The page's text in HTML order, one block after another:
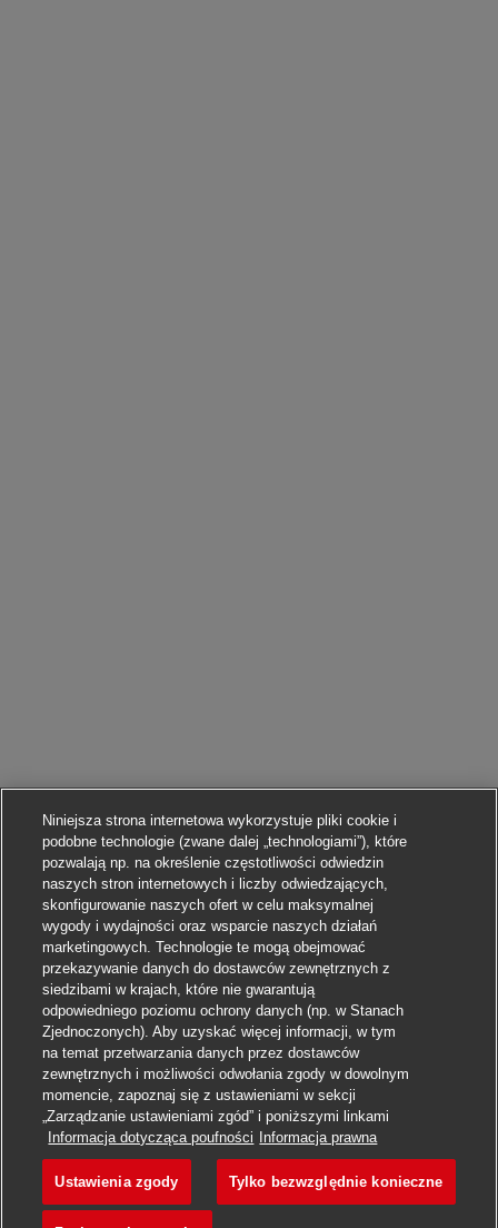
Aplikuj
Obserwuj Postbote für Pakete und
Niniejsza strona internetowa wykorzystuje pliki cookie i
podobne technologie (zwane dalej „technologiami”), które
pozwalają np. na określenie częstotliwości odwiedzin
naszych stron internetowych i liczby odwiedzających,
skonfigurowanie naszych ofert w celu maksymalnej
wygody i wydajności oraz wsparcie naszych działań
marketingowych. Technologie te mogą obejmować
przekazywanie danych do dostawców zewnętrznych z
siedzibami w krajach, które nie gwarantują
odpowiedniego poziomu ochrony danych (np. w Stanach
Zjednoczonych). Aby uzyskać więcej informacji, w tym
na temat przetwarzania danych przez dostawców
zewnętrznych i możliwości odwołania zgody w dowolnym
momencie, zapoznaj się z ustawieniami w sekcji
„Zarządzanie ustawieniami zgód” i poniższymi linkami
Informacja dotycząca poufności
Informacja prawna
Ustawienia zgody Tylko bezwzględnie konieczne